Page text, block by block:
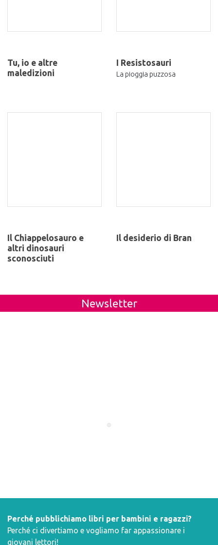
Tu, io e altre
maledizioni
I Resistosauri
La pioggia puzzosa
Il Chiappelosauro e
altri dinosauri
sconosciuti
Il desiderio di Bran
Newsletter
Perché pubblichiamo libri per bambini e ragazzi?
Perché ci divertiamo e vogliamo far appassionare i
giovani lettori!